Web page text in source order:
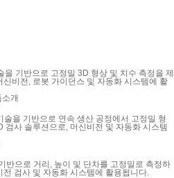
기반으로 고정밀 3D 형상 및 치수 측정을 제
비전, 로봇 가이던스 및 자동화 시스템에 활
을 기반으로 연속 생산 공정에서 고정밀 형
검사 솔루션으로, 머신비전 및 자동화 시스템
반으로 거리, 높이 및 단차를 고정밀로 측정하
검사 및 자동화 시스템에 활용됩니다.